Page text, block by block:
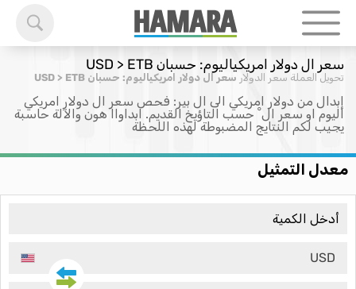
سعر ال دولار امريكياليوم: حسبان USD > ETB
تحويل العملة سعر الدولار سعر ال دولار امريكياليوم: حسبان USD > ETB
إبدال من دولار امريكي الى ال بير: فحص سعر ال دولار امريكي
اليوم او سعر ال ْ حسب التاؤيخ القديم. ابداواا هون والآلة حاسبة
يجيب لكم النتايج المضبوطة لهذه اللحظة
معدل التمثيل
USD